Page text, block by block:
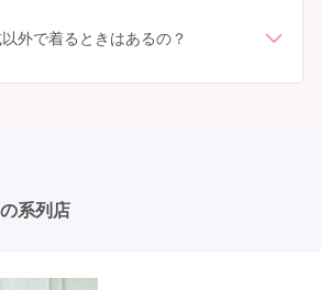
中に成人式が行わる場合が多いです
外で着るときはあるの？
系列店